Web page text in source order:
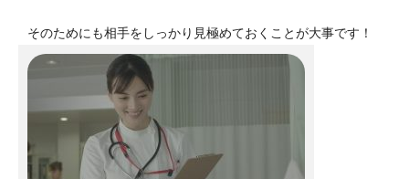
そのためにも相手をしっかり見極めておくことが大事です！